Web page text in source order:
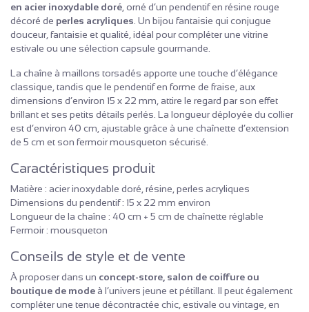
en acier inoxydable doré , orné d’un pendentif en résine rouge
décoré de perles acryliques . Un bijou fantaisie qui conjugue
douceur, fantaisie et qualité, idéal pour compléter une vitrine
estivale ou une sélection capsule gourmande.
La chaîne à maillons torsadés apporte une touche d’élégance
classique, tandis que le pendentif en forme de fraise, aux
dimensions d’environ 15 x 22 mm, attire le regard par son effet
brillant et ses petits détails perlés. La longueur déployée du collier
est d’environ 40 cm, ajustable grâce à une chaînette d’extension
de 5 cm et son fermoir mousqueton sécurisé.
Caractéristiques produit
Matière : acier inoxydable doré, résine, perles acryliques
Dimensions du pendentif : 15 x 22 mm environ
Longueur de la chaîne : 40 cm + 5 cm de chaînette réglable
Fermoir : mousqueton
Conseils de style et de vente
À proposer dans un concept-store, salon de coiffure ou
boutique de mode à l’univers jeune et pétillant. Il peut également
compléter une tenue décontractée chic, estivale ou vintage, en